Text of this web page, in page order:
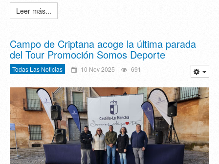
Leer más...
Campo de Criptana acoge la última parada
del Tour Promoción Somos Deporte
Todas Las Noticias 10 Nov 2025 691